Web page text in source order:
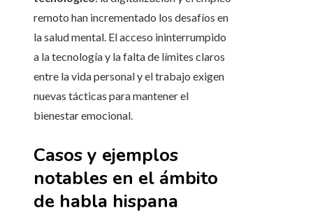
remoto han incrementado los desafíos en
la salud mental. El acceso ininterrumpido
a la tecnología y la falta de límites claros
entre la vida personal y el trabajo exigen
nuevas tácticas para mantener el
bienestar emocional.
Casos y ejemplos
notables en el ámbito
de habla hispana